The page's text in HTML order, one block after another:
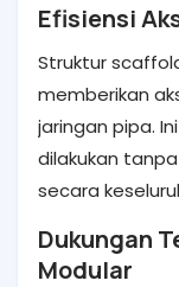
Efisiensi
Struktur
memberikan
jaringan pipa.
dilakukan
secara
Dukungan
Modular